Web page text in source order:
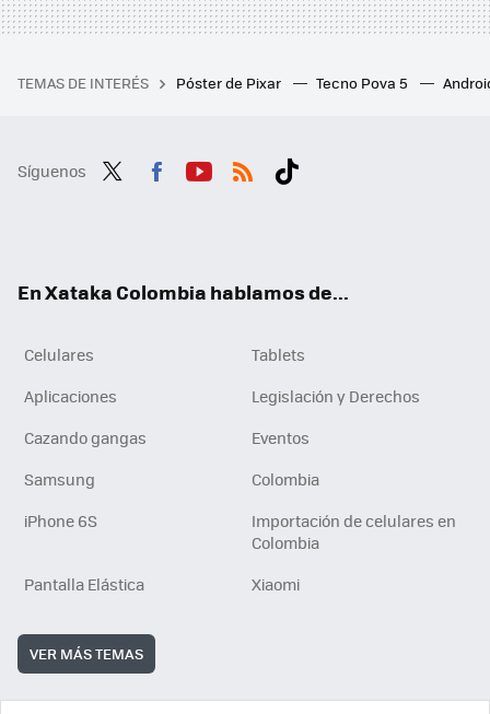
TEMAS DE INTERÉS Póster de Pixar Tecno Pova 5
Síguenos
En Xataka Colombia hablamos de...
Celulares
Tablets
Aplicaciones
Legislación y Derechos
Cazando gangas
Eventos
Samsung
Colombia
iPhone 6S
Importación de celulares en
Colombia
Pantalla Elástica
Xiaomi
VER MÁS TEMAS